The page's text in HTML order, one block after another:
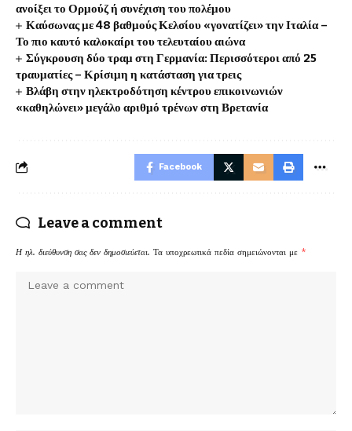
ανοίξει το Ορμούζ ή συνέχιση του πολέμου
Καύσωνας με 48 βαθμούς Κελσίου «γονατίζει» την Ιταλία –
Το πιο καυτό καλοκαίρι του τελευταίου αιώνα
Σύγκρουση δύο τραμ στη Γερμανία: Περισσότεροι από 25
τραυματίες – Κρίσιμη η κατάσταση για τρεις
Βλάβη στην ηλεκτροδότηση κέντρου επικοινωνιών
«καθηλώνει» μεγάλο αριθμό τρένων στη Βρετανία
Facebook
Leave a comment
Η ηλ. διεύθυνση σας δεν δημοσιεύεται. Τα υποχρεωτικά πεδία σημειώνονται με *